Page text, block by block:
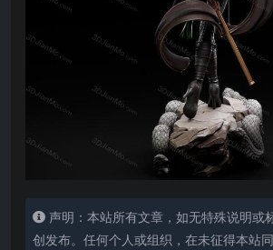
声明：本站所有文章，如无特殊说明或
创发布。任何个人或组织，在未征得本站